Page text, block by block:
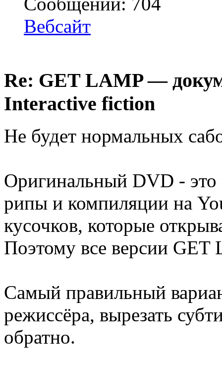
Вебсайт
Re: GET LAMP —
Interactive fiction
Не будет нормальных
Оригинальный DVD -
рипы и компиляции на
кусочков, которые
Поэтому все версии GET
Самый правильный
режиссёра, вырезать
обратно.